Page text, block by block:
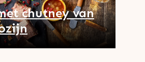
chutney van